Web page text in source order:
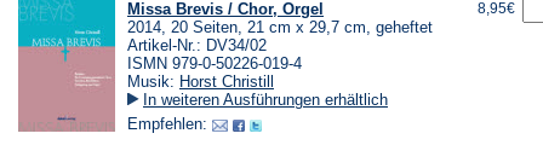
Missa Brevis / Chor, Orgel
2014, 20 Seiten, 21 cm x 29,7 cm, geheftet
Artikel-Nr.: DV34/02
ISMN 979-0-50226-019-4
Musik: Horst Christill
In weiteren Ausführungen erhältlich
Empfehlen:
8,95€